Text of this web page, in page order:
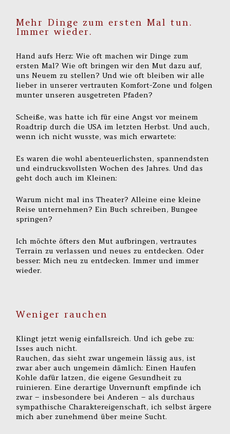
Mehr Dinge zum ersten Mal tun.
Immer wieder.
Hand aufs Herz: Wie oft machen wir Dinge zum
ersten Mal? Wie oft bringen wir den Mut dazu auf,
uns Neuem zu stellen? Und wie oft bleiben wir alle
lieber in unserer vertrauten Komfort-Zone und folgen
munter unseren ausgetreten Pfaden?
Scheiße, was hatte ich für eine Angst vor meinem
Roadtrip durch die USA im letzten Herbst. Und auch,
wenn ich nicht wusste, was mich erwartete:
Es waren die wohl abenteuerlichsten, spannendsten
und eindrucksvollsten Wochen des Jahres. Und das
geht doch auch im Kleinen:
Warum nicht mal ins Theater? Alleine eine kleine
Reise unternehmen? Ein Buch schreiben, Bungee
springen?
Ich möchte öfters den Mut aufbringen, vertrautes
Terrain zu verlassen und neues zu entdecken. Oder
besser: Mich neu zu entdecken. Immer und immer
wieder.
Weniger rauchen
Klingt jetzt wenig einfallsreich. Und ich gebe zu:
Isses auch nicht.
Rauchen, das sieht zwar ungemein lässig aus, ist
zwar aber auch ungemein dämlich: Einen Haufen
Kohle dafür latzen, die eigene Gesundheit zu
ruinieren. Eine derartige Unvernunft empfinde ich
zwar – insbesondere bei Anderen – als durchaus
sympathische Charaktereigenschaft, ich selbst ärgere
mich aber zunehmend über meine Sucht.